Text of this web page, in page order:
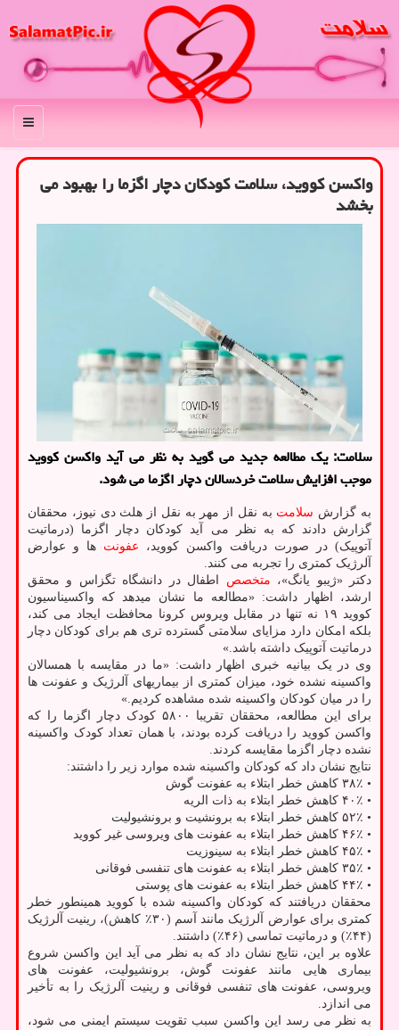
منو
واکسن کووید، سلامت کودکان دچار اگزما را بهبود می
بخشد
سلامت: یک مطالعه جدید می گوید به نظر می آید واکسن کووید
موجب افزایش سلامت خردسالان دچار اگزما می شود.
به گزارش سلامت به نقل از مهر به نقل از هلث دی نیوز، محققان
گزارش دادند که به نظر می آید کودکان دچار اگزما (درماتیت
آتوپیک) در صورت دریافت واکسن کووید، عفونت ها و عوارض
آلرژیک کمتری را تجربه می کنند.
دکتر «ژیبو یانگ»، متخصص اطفال در دانشگاه تگزاس و محقق
ارشد، اظهار داشت: «مطالعه ما نشان میدهد که واکسیناسیون
کووید ۱۹ نه تنها در مقابل ویروس کرونا محافظت ایجاد می کند،
بلکه امکان دارد مزایای سلامتی گسترده تری هم برای کودکان دچار
درماتیت آتوپیک داشته باشد.»
وی در یک بیانیه خبری اظهار داشت: «ما در مقایسه با همسالان
واکسینه نشده خود، میزان کمتری از بیماریهای آلرژیک و عفونت ها
را در میان کودکان واکسینه شده مشاهده کردیم.»
برای این مطالعه، محققان تقریبا ۵۸۰۰ کودک دچار اگزما را که
واکسن کووید را دریافت کرده بودند، با همان تعداد کودک واکسینه
نشده دچار اگزما مقایسه کردند.
نتایج نشان داد که کودکان واکسینه شده موارد زیر را داشتند:
• ۳۸٪ کاهش خطر ابتلاء به عفونت گوش
• ۴۰٪ کاهش خطر ابتلاء به ذات الریه
• ۵۲٪ کاهش خطر ابتلاء به برونشیت و برونشیولیت
• ۴۶٪ کاهش خطر ابتلاء به عفونت های ویروسی غیر کووید
• ۴۵٪ کاهش خطر ابتلاء به سینوزیت
• ۳۵٪ کاهش خطر ابتلاء به عفونت های تنفسی فوقانی
• ۴۴٪ کاهش خطر ابتلاء به عفونت های پوستی
محققان دریافتند که کودکان واکسینه شده با کووید همینطور خطر
کمتری برای عوارض آلرژیک مانند آسم (۳۰٪ کاهش)، رینیت آلرژیک
(۴۴٪) و درماتیت تماسی (۴۶٪) داشتند.
علاوه بر این، نتایج نشان داد که به نظر می آید این واکسن شروع
بیماری هایی مانند عفونت گوش، برونشیولیت، عفونت های
ویروسی، عفونت های تنفسی فوقانی و رینیت آلرژیک را به تأخیر
می اندازد.
به نظر می رسد این واکسن سبب تقویت سیستم ایمنی می شود،